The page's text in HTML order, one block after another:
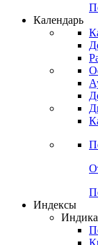
Календарь
Индексы